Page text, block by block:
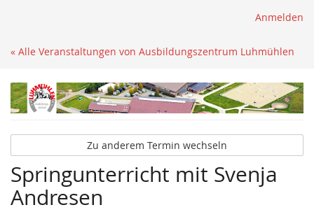
Anmelden
« Alle Veranstaltungen von Ausbildungszentrum Luhmühlen
Zu anderem Termin wechseln
Springunterricht mit Svenja
Andresen